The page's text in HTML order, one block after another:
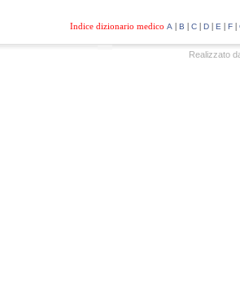
Indice dizionario medico A | B | C| D| E | F|
Realizzato